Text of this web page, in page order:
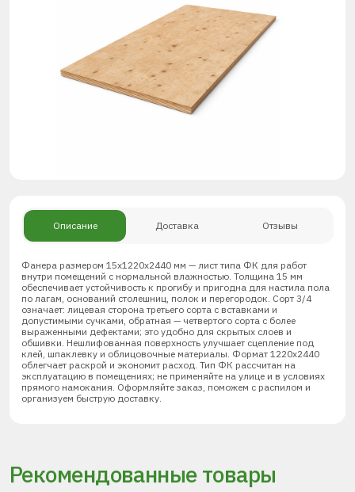
Описание Доставка Отзывы
Фанера размером 15х1220х2440 мм — лист типа ФК для работ
внутри помещений с нормальной влажностью. Толщина 15 мм
обеспечивает устойчивость к прогибу и пригодна для настила пола
по лагам, оснований столешниц, полок и перегородок. Сорт 3/4
означает: лицевая сторона третьего сорта с вставками и
допустимыми сучками, обратная — четвертого сорта с более
выраженными дефектами; это удобно для скрытых слоев и
обшивки. Нешлифованная поверхность улучшает сцепление под
клей, шпаклевку и облицовочные материалы. Формат 1220х2440
облегчает раскрой и экономит расход. Тип ФК рассчитан на
эксплуатацию в помещениях; не применяйте на улице и в условиях
прямого намокания. Оформляйте заказ, поможем с распилом и
организуем быструю доставку.
Рекомендованные товары